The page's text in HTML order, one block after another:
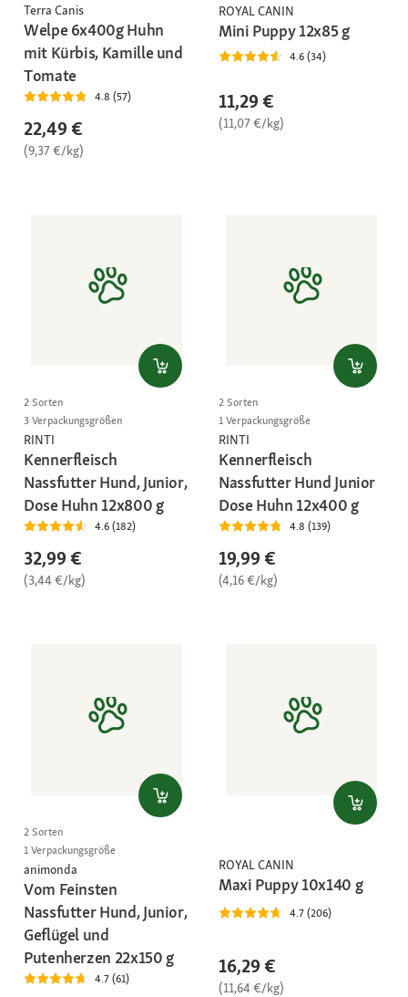
Terra Canis
Welpe 6x400g Huhn
mit Kürbis, Kamille und
Tomate
4.8 (57)
22,49 €
(9,37 €/kg)
ROYAL CANIN
Mini Puppy 12x85 g
4.6 (34)
11,29 €
(11,07 €/kg)
2 Sorten
3 Verpackungsgrößen
RINTI
Kennerfleisch
Nassfutter Hund, Junior,
Dose Huhn 12x800 g
4.6 (182)
32,99 €
(3,44 €/kg)
2 Sorten
1 Verpackungsgröße
RINTI
Kennerfleisch
Nassfutter Hund Junior
Dose Huhn 12x400 g
4.8 (139)
19,99 €
(4,16 €/kg)
2 Sorten
1 Verpackungsgröße
animonda
Vom Feinsten
Nassfutter Hund, Junior,
Geflügel und
Putenherzen 22x150 g
4.7 (61)
ROYAL CANIN
Maxi Puppy 10x140 g
4.7 (206)
16,29 €
(11,64 €/kg)